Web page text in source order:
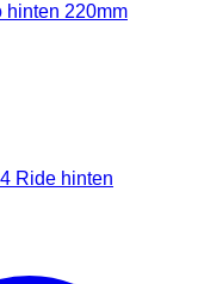
hinten 220mm